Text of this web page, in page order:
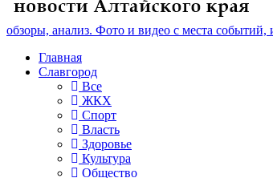
обзоры, анализ. Фото и видео с места событий,
Главная
Славгород
Все
ЖКХ
Спорт
Власть
Здоровье
Культура
Общество